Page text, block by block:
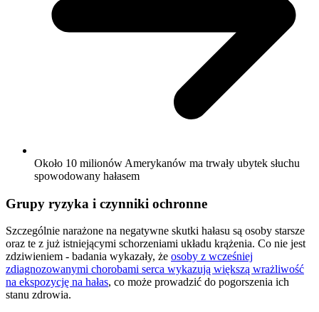
Około 10 milionów Amerykanów ma trwały ubytek słuchu
spowodowany hałasem
Grupy ryzyka i czynniki ochronne
Szczególnie narażone na negatywne skutki hałasu są osoby starsze
oraz te z już istniejącymi schorzeniami układu krążenia. Co nie jest
zdziwieniem - badania wykazały, że osoby z wcześniej
zdiagnozowanymi chorobami serca wykazują większą wrażliwość
na ekspozycję na hałas, co może prowadzić do pogorszenia ich
stanu zdrowia.